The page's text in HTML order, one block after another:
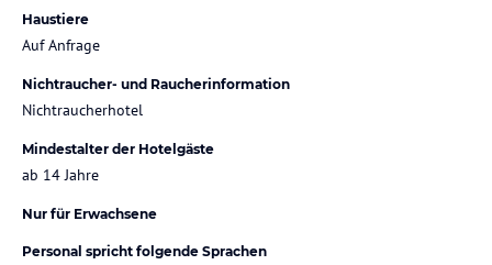
Haustiere
Auf Anfrage
Nichtraucher- und Raucherinformation
Nichtraucherhotel
Mindestalter der Hotelgäste
ab 14 Jahre
Nur für Erwachsene
Personal spricht folgende Sprachen